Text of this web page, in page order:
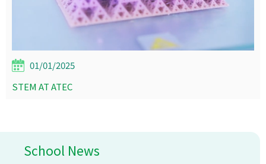
01/01/2025
STEM AT ATEC
School News